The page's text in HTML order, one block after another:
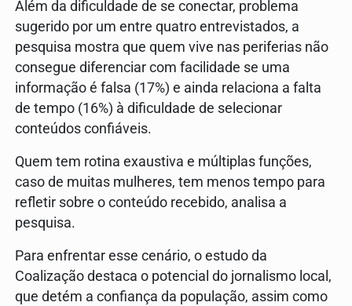
Além da dificuldade de se conectar, problema
sugerido por um entre quatro entrevistados, a
pesquisa mostra que quem vive nas periferias não
consegue diferenciar com facilidade se uma
informação é falsa (17%) e ainda relaciona a falta
de tempo (16%) à dificuldade de selecionar
conteúdos confiáveis.
Quem tem rotina exaustiva e múltiplas funções,
caso de muitas mulheres, tem menos tempo para
refletir sobre o conteúdo recebido, analisa a
pesquisa.
Para enfrentar esse cenário, o estudo da
Coalização destaca o potencial do jornalismo local,
que detém a confiança da população, assim como